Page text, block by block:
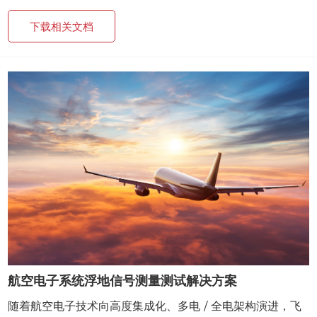
下载相关文档
航空电子系统浮地信号测量测试解决方案
随着航空电子技术向高度集成化、多电 / 全电架构演进，飞